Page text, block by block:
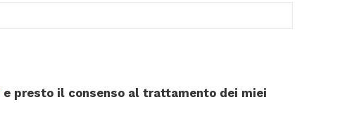
e presto il consenso al trattamento dei miei